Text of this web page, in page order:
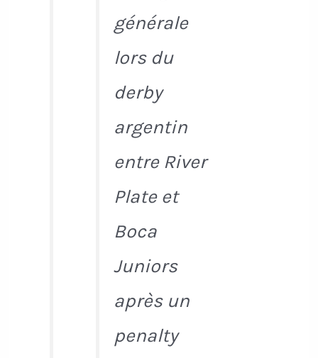
générale
lors du
derby
argentin
entre River
Plate et
Boca
Juniors
après un
penalty